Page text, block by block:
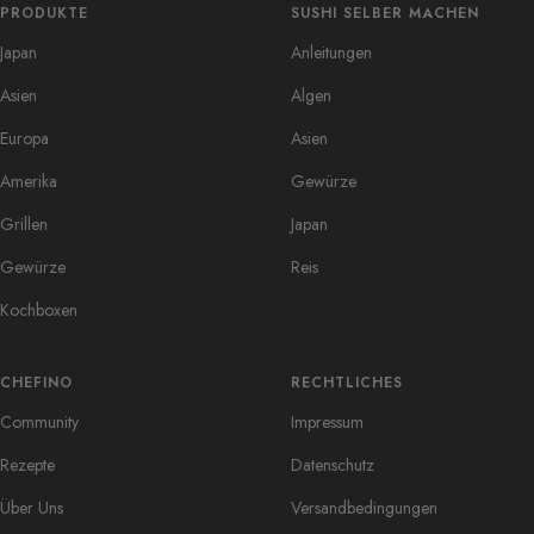
PRODUKTE
Japan
Asien
Europa
Amerika
Grillen
Gewürze
Kochboxen
SUSHI SELBER MACHEN
Anleitungen
Algen
Asien
Gewürze
Japan
Reis
CHEFINO
Community
Rezepte
Über Uns
RECHTLICHES
Impressum
Datenschutz
Versandbedingungen